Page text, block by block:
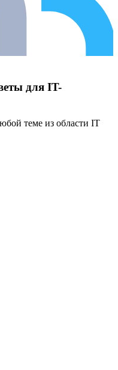
для IT-
теме из области IT